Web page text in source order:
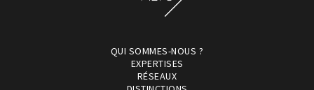
QUI SOMMES-NOUS ?
EXPERTISES
RÉSEAUX